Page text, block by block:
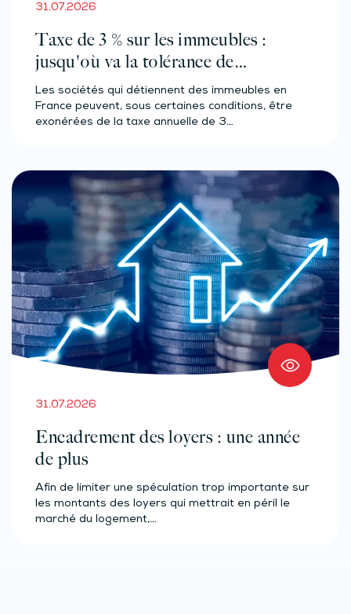
31.07.2026
Taxe de 3 % sur les immeubles :
jusqu'où va la tolérance de
l'administration ?
Les sociétés qui détiennent des immeubles en
France peuvent, sous certaines conditions, être
exonérées de la taxe annuelle de 3…
31.07.2026
Encadrement des loyers : une année
de plus
Afin de limiter une spéculation trop importante sur
les montants des loyers qui mettrait en péril le
marché du logement,…